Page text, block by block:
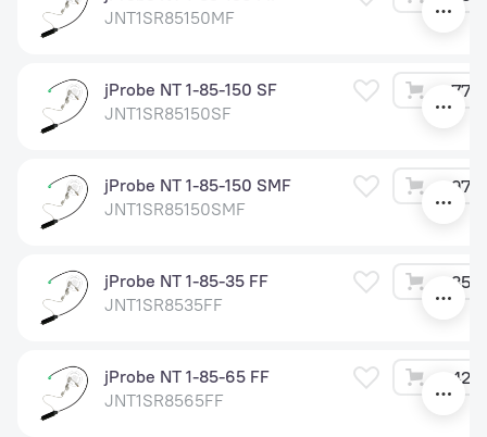
JNT1SR85150MF
jProbe NT 1-85-150 SF
JNT1SR85150SF
77
jProbe NT 1-85-150 SMF
JNT1SR85150SMF
97
jProbe NT 1-85-35 FF
JNT1SR8535FF
35
jProbe NT 1-85-65 FF
JNT1SR8565FF
42